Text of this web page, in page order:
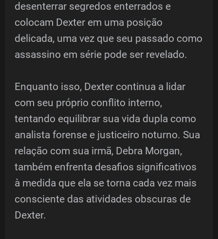
desenterrar segredos enterrados e
colocam Dexter em uma posição
delicada, uma vez que seu passado como
assassino em série pode ser revelado.
Enquanto isso, Dexter continua a lidar
com seu próprio conflito interno,
tentando equilibrar sua vida dupla como
analista forense e justiceiro noturno. Sua
relação com sua irmã, Debra Morgan,
também enfrenta desafios significativos
à medida que ela se torna cada vez mais
consciente das atividades obscuras de
Dexter.